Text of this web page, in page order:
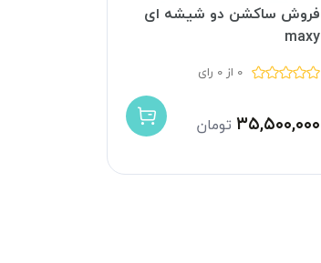
فروش ساکشن دو شیشه ای
maxy
0 از 0 رای
۳۵,۵۰۰,۰۰۰ تومان